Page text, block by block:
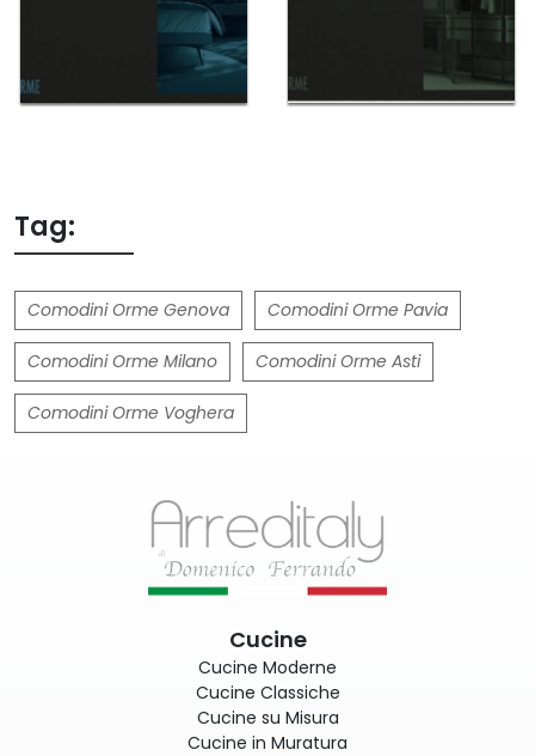
Tag:
Comodini Orme Genova Comodini Orme Pavia
Comodini Orme Milano Comodini Orme Asti
Comodini Orme Voghera
Cucine
Cucine Moderne
Cucine Classiche
Cucine su Misura
Cucine in Muratura